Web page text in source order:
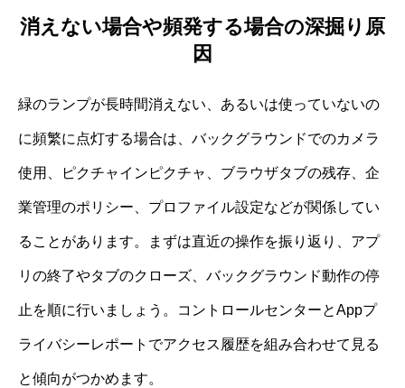
消えない場合や頻発する場合の深掘り原
因
緑のランプが長時間消えない、あるいは使っていないの
に頻繁に点灯する場合は、バックグラウンドでのカメラ
使用、ピクチャインピクチャ、ブラウザタブの残存、企
業管理のポリシー、プロファイル設定などが関係してい
ることがあります。まずは直近の操作を振り返り、アプ
リの終了やタブのクローズ、バックグラウンド動作の停
止を順に行いましょう。コントロールセンターとAppプ
ライバシーレポートでアクセス履歴を組み合わせて見る
と傾向がつかめます。